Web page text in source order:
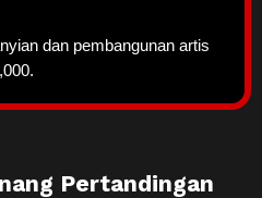
dan pembangunan artis
Pertandingan